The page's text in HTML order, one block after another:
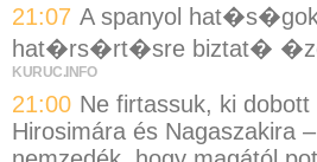
21:07 A spanyol
hat�rs�rt�sre biztat�
KURUC.INFO
21:00 Ne firtassuk, ki
Hirosimára és Nagaszakira